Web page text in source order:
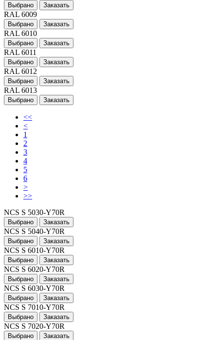
Выбрано Заказать
RAL 6009
Выбрано Заказать
RAL 6010
Выбрано Заказать
RAL 6011
Выбрано Заказать
RAL 6012
Выбрано Заказать
RAL 6013
Выбрано Заказать
<<
<
1
2
3
4
5
6
>
>>
NCS S 5030-Y70R
Выбрано Заказать
NCS S 5040-Y70R
Выбрано Заказать
NCS S 6010-Y70R
Выбрано Заказать
NCS S 6020-Y70R
Выбрано Заказать
NCS S 6030-Y70R
Выбрано Заказать
NCS S 7010-Y70R
Выбрано Заказать
NCS S 7020-Y70R
Выбрано Заказать